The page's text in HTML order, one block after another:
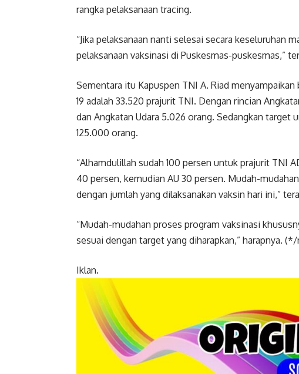
rangka pelaksanaan tracing.
“Jika pelaksanaan nanti selesai secara keseluruhan
pelaksanaan vaksinasi di Puskesmas-puskesmas,”
Sementara itu Kapuspen TNI A. Riad
19 adalah 33.520 prajurit TNI. Dengan rincian
dan Angkatan Udara 5.026 orang. Sedangkan target
125.000 orang.
“Alhamdulillah sudah 100 persen untuk prajurit TNI
40 persen, kemudian AU 30 persen. Mudah-
dengan jumlah yang dilaksanakan vaksin hari ini,”
“Mudah-mudahan proses program vaksinasi
sesuai dengan target yang diharapkan,” harapnya.
Iklan.